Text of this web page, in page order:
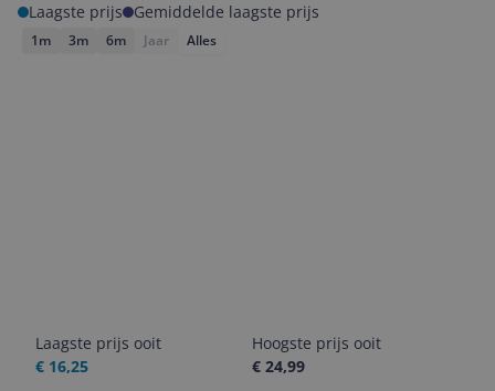
Laagste prijs
Gemiddelde laagste prijs
1m 3m 6m Jaar Alles
Laagste prijs ooit
€ 16,25
Hoogste prijs ooit
€ 24,99